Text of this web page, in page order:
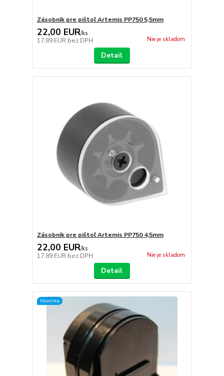
Zásobník pre pištoľ Artemis PP750 5,5mm
22,00 EUR/ks
17,89 EUR bez DPH Nie je skladom
Detail
Zásobník pre pištoľ Artemis PP750 4,5mm
22,00 EUR/ks
17,89 EUR bez DPH Nie je skladom
Detail
Novinka